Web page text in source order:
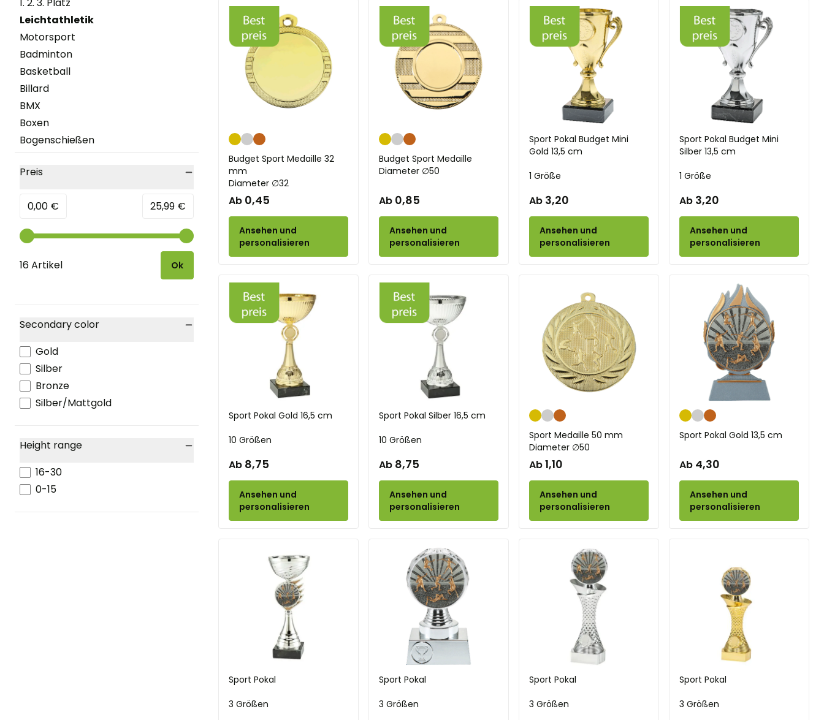
Leichtathletik
filter selected
Motorsport
Badminton
Basketball
Billard
BMX
Boxen
Bogenschießen
Feuerwehr
Tanzen
Darts
Tauben
Floorball
Händedruck
Laufen
Angelsport
Hockey
Hunde
Judo
Kartenspiele
Karate
Preis
Minimum value
0,00 € Höchstwert
25,99 €
16 Artikel Ok
Secondary color
Gold
Silber
Bronze
Silber/Mattgold
Height range
16-30
0-15
GoldSilberBronze
Budget Sport Medaille 32
mm
Diameter ∅32
Ab 0,45
Ansehen und
personalisieren
GoldSilberBronze
Budget Sport Medaille
Diameter ∅50
Ab 0,85
Ansehen und
personalisieren
Sport Pokal Budget Mini
Gold 13,5 cm
1 Größe
Ab 3,20
Ansehen und
personalisieren
Sport Pokal Budget Mini
Silber 13,5 cm
1 Größe
Ab 3,20
Ansehen und
personalisieren
Sport Pokal Gold 16,5 cm
10 Größen
Ab 8,75
Ansehen und
personalisieren
Sport Pokal Silber 16,5 cm
10 Größen
Ab 8,75
Ansehen und
personalisieren
GoldSilberBronze
Sport Medaille 50 mm
Diameter ∅50
Ab1,10
Ansehen und
personalisieren
GoldSilberBronze
Sport Pokal Gold 13,5 cm
Ab 4,30
Ansehen und
personalisieren
Sport Pokal
3 Größen
Sport Pokal
3 Größen
Sport Pokal
3 Größen
Sport Pokal
3 Größen